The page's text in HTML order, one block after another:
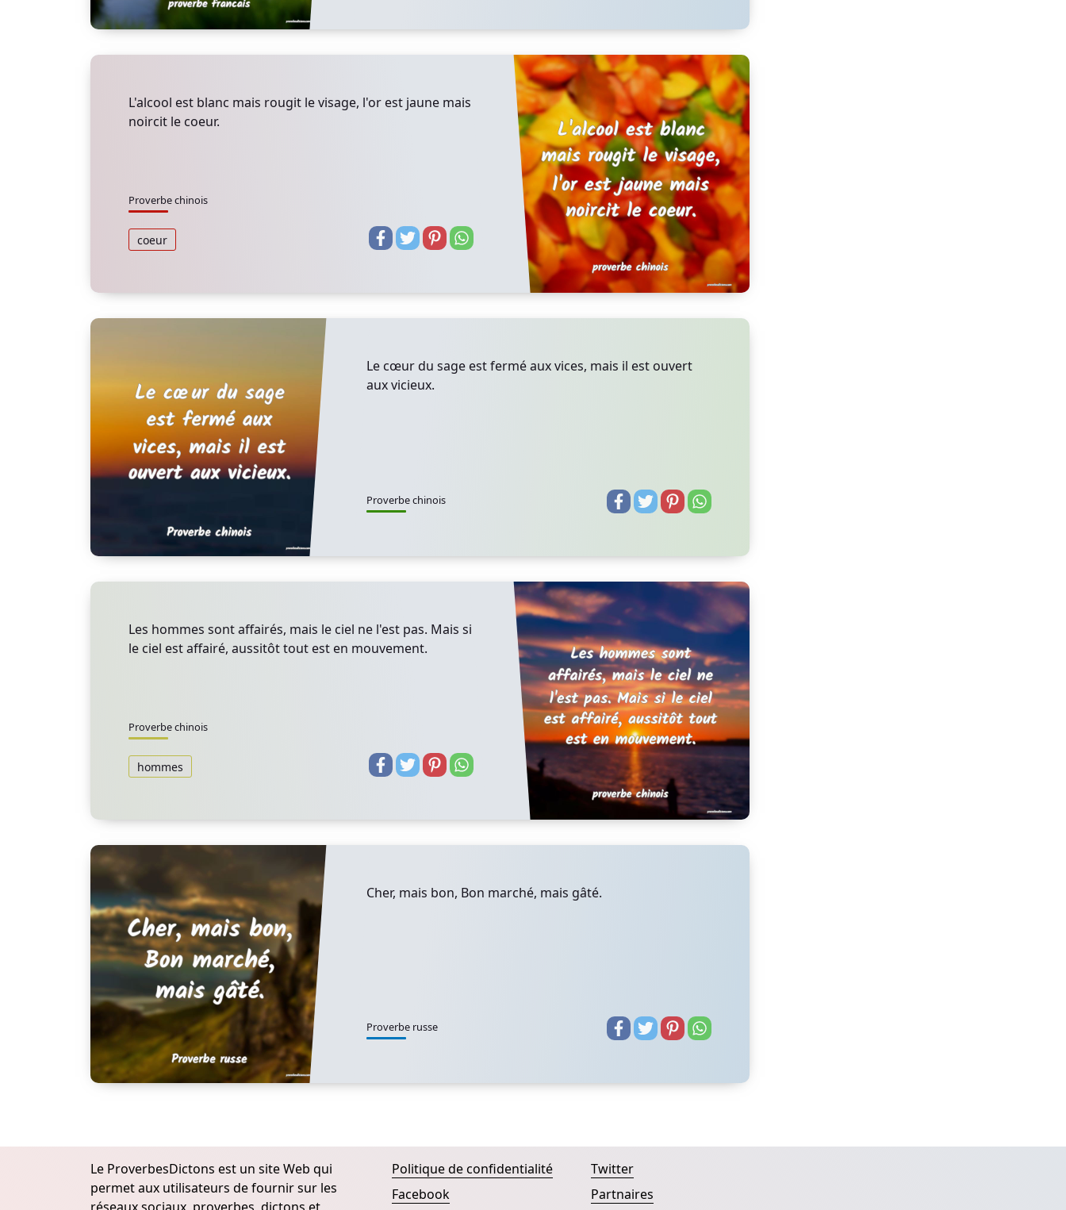
L'alcool est blanc mais rougit le visage, l'or est jaune mais
noircit le coeur.
Proverbe chinois
coeur
Le cœur du sage est fermé aux vices, mais il est ouvert
aux vicieux.
Proverbe chinois
Les hommes sont affairés, mais le ciel ne l'est pas. Mais si
le ciel est affairé, aussitôt tout est en mouvement.
Proverbe chinois
hommes
Cher, mais bon, Bon marché, mais gâté.
Proverbe russe
Le ProverbesDictons est un site Web qui
permet aux utilisateurs de fournir sur les
Politique de confidentialité
Facebook
Twitter
Partnaires